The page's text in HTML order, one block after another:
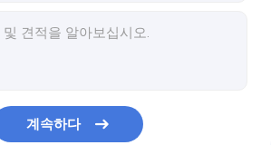
계속하다